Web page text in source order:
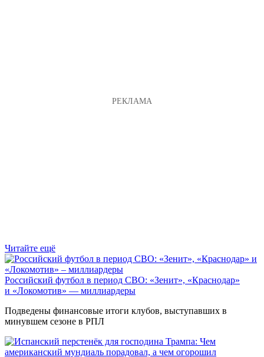
Читайте ещё
Российский футбол в период СВО: «Зенит», «Краснодар»
и «Локомотив» — миллиардеры
Подведены финансовые итоги клубов, выступавших в
минувшем сезоне в РПЛ